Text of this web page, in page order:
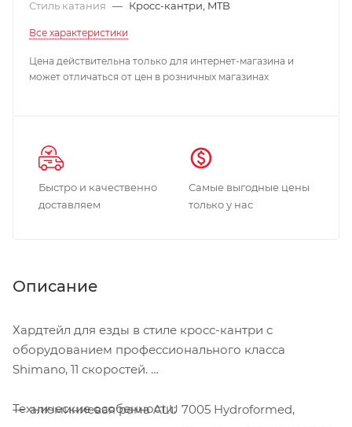
Стиль катания — Кросс-кантри, MTB
Все характеристики
Цена действительна только для интернет-магазина и
может отличаться от цен в розничных магазинах
Быстро и качественно
доставляем
Самые выгодные цены
только у нас
Описание
Хардтейл для езды в стиле кросс-кантри с
оборудованием профессионального класса
Shimano, 11 скоростей.
Технические особенности:
алюминиевая рама ALU 7005 Hydroformed,